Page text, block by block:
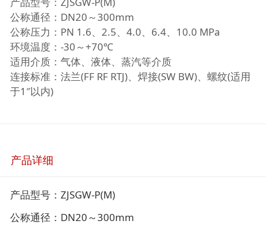
公称通径：DN20～300mm
公称压力：PN 1.6、2.5、4.0、6.4、10.0 MPa
环境温度：-30～+70℃
适用介质：气体、液体、蒸汽等介质
连接标准：法兰(FF RF RTJ)、焊接(SW BW)、螺纹(适用
于1″以内)
产品详细
产品型号：ZJSGW-P(M)
公称通径：DN20～300mm